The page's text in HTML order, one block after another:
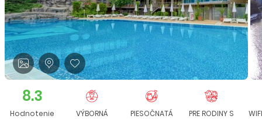
8.3
Hodnotenie
VÝBORNÁ
PIESOČNATÁ
PRE RODINY S